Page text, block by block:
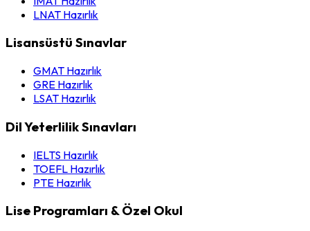
LNAT Hazırlık
Lisansüstü Sınavlar
GMAT Hazırlık
GRE Hazırlık
LSAT Hazırlık
Dil Yeterlilik Sınavları
IELTS Hazırlık
TOEFL Hazırlık
PTE Hazırlık
Lise Programları & Özel Okul